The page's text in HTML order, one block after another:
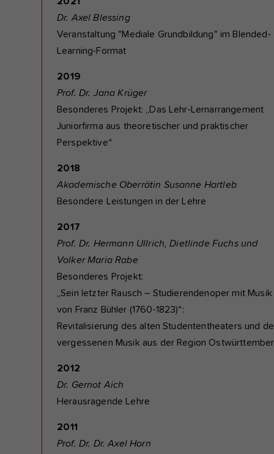
Dr. Axel Blessing
Veranstaltung "Mediale Grundbildung" im Blended-
Learning-Format
2019
Prof. Dr. Jana Krüger
Besonderes Projekt: „Das Lehr-Lernarrangement
Juniorfirma aus theoretischer und praktischer
Perspektive“
2018
Akademische Oberrätin Susanne Hartleb
Besondere Leistungen in der Lehre
2017
Prof. Dr. Hermann Ullrich, Dietlinde Fuchs und
Volker Maria Rabe
Besonderes Projekt:
„Sein letzter Rausch – Studierendenoper mit Musik
von Franz Bühler (1760-1823)“:
Revitalisierung des alten Studententheaters und
vergessenen Musik aus der Region
2012
Dr. Gernot Aich
Herausragende Lehre
2011
Prof. Dr. Dr. Axel Horn